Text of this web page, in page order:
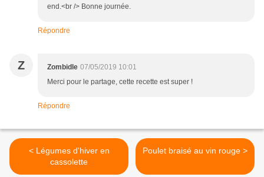
end.<br /> Bonne journée.
Répondre
Z Zombidle 07/05/2019 10:01
Merci pour le partage, cette recette est super !
Répondre
< Légumes d'hiver en
cassolette
Poulet braisé au vin rouge >